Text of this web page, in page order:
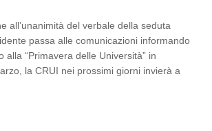
all’unanimità del verbale della seduta
passa alle comunicazioni informando
alla “Primavera delle Università” in
la CRUI nei prossimi giorni invierà a